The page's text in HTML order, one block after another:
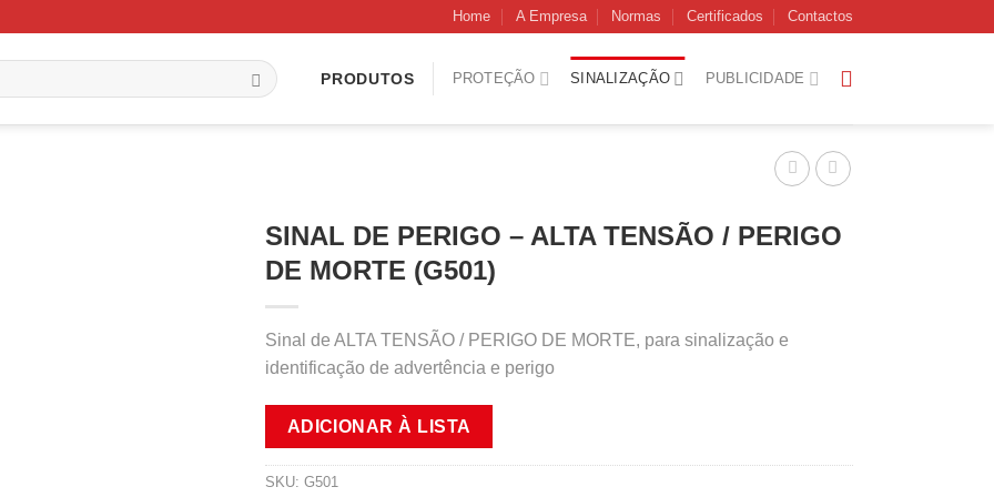
Home A Empresa Normas Certificados Contactos
PRODUTOS PROTEÇÃO SINALIZAÇÃO PUBLICIDADE
SINAL DE PERIGO – ALTA TENSÃO / PERIGO
DE MORTE (G501)
Sinal de ALTA TENSÃO / PERIGO DE MORTE, para sinalização e
identificação de advertência e perigo
ADICIONAR À LISTA
SKU: G501